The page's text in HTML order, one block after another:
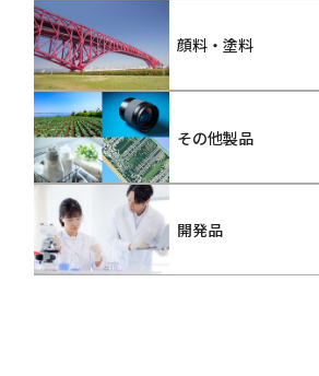
顔料・塗料
その他製品
開発品